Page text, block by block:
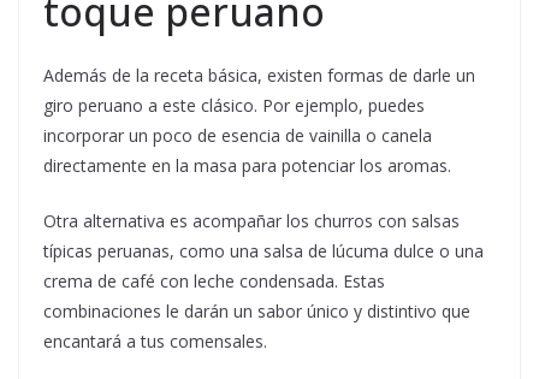
toque peruano
Además de la receta básica, existen formas de darle un
giro peruano a este clásico. Por ejemplo, puedes
incorporar un poco de esencia de vainilla o canela
directamente en la masa para potenciar los aromas.
Otra alternativa es acompañar los churros con salsas
típicas peruanas, como una salsa de lúcuma dulce o una
crema de café con leche condensada. Estas
combinaciones le darán un sabor único y distintivo que
encantará a tus comensales.